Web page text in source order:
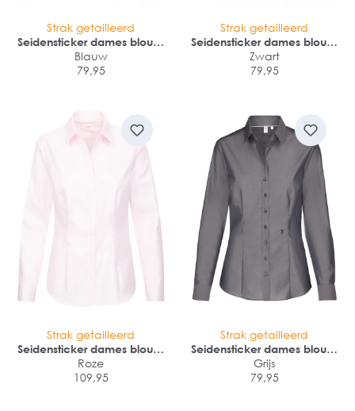
Strak getailleerd
Seidensticker dames blouse
slim fit
Blauw
79,95
Strak getailleerd
Seidensticker dames blouse
slim fit
Zwart
79,95
Strak getailleerd
Seidensticker dames blouse
slim fit
Roze
109,95
Strak getailleerd
Seidensticker dames blouse
slim fit
Grijs
79,95